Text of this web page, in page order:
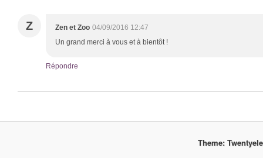
Z Zen et Zoo 04/09/2016 12:47
Un grand merci à vous et à bientôt !
Répondre
Theme: